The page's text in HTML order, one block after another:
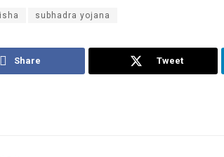
subhadra yojana
Share Tweet